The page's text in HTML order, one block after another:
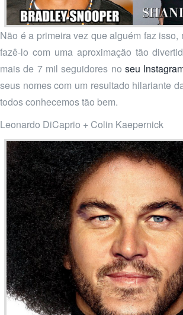
Não é a primeira vez que alguém faz isso,
fazê-lo com uma aproximação tão
mais de 7 mil seguidores no seu
seus nomes com um resultado hilariante
todos conhecemos tão bem.
Leonardo DiCaprio + Colin Kaepernick